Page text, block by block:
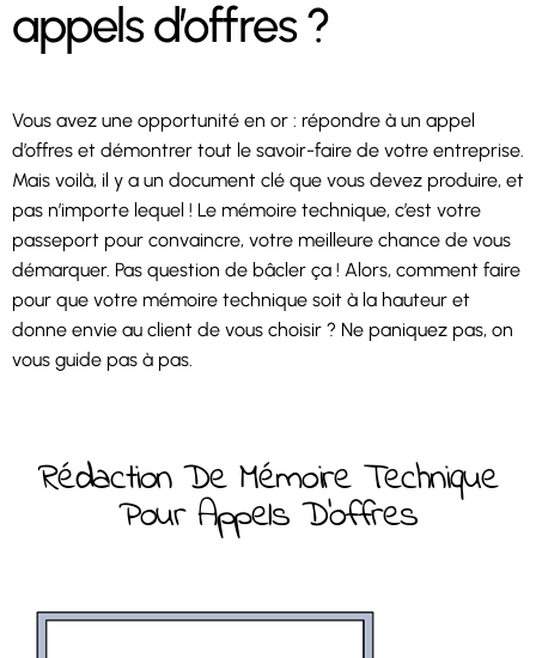
appels d’offres ?
Vous avez une opportunité en or : répondre à un appel
d’offres et démontrer tout le savoir-faire de votre entreprise.
Mais voilà, il y a un document clé que vous devez produire, et
pas n’importe lequel ! Le mémoire technique, c’est votre
passeport pour convaincre, votre meilleure chance de vous
démarquer. Pas question de bâcler ça ! Alors, comment faire
pour que votre mémoire technique soit à la hauteur et
donne envie au client de vous choisir ? Ne paniquez pas, on
vous guide pas à pas.
Rédaction De Mémoire Technique
Pour Appels D’offres